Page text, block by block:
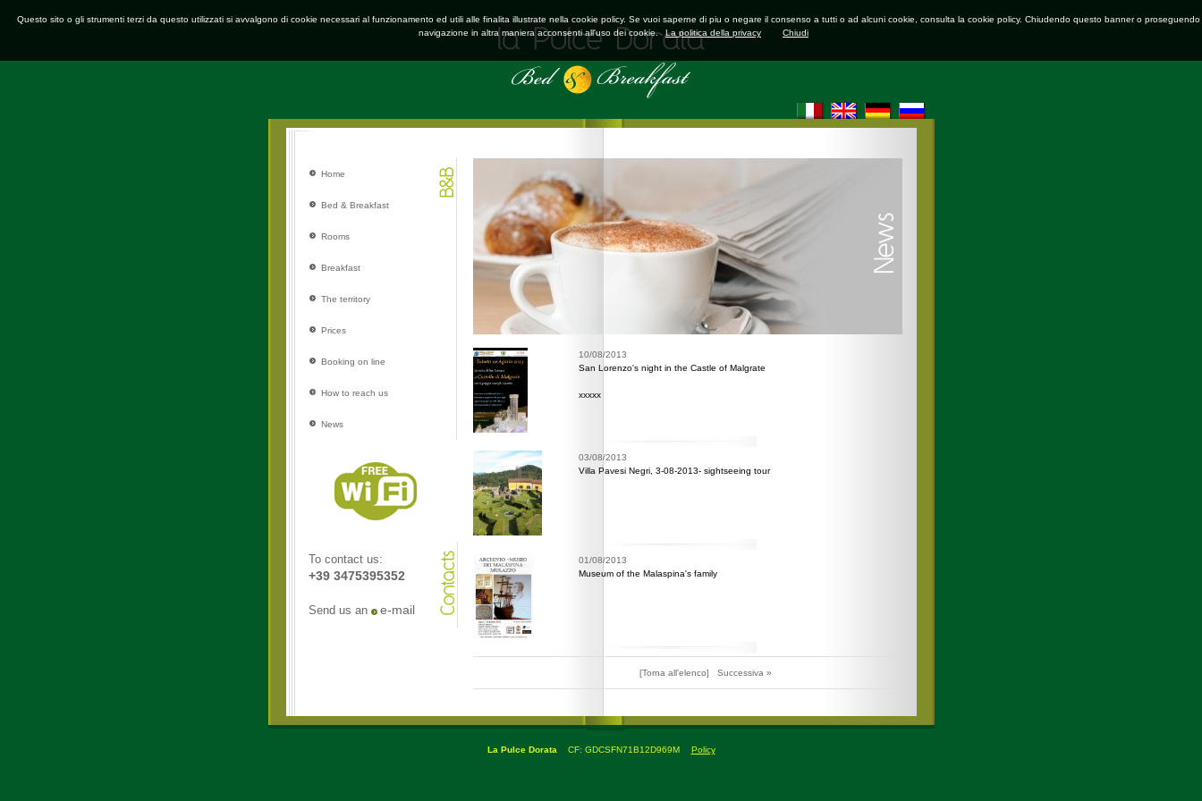
Home
Bed & Breakfast
Rooms
Breakfast
The territory
Prices
Booking on line
How to reach us
News
To contact us:
+39 3475395352
Send us an e-mail
10/08/2013
San Lorenzo's night in the Castle of Malgrate
xxxxx
03/08/2013
Villa Pavesi Negri, 3-08-2013- sightseeing tour
01/08/2013
Museum of the Malaspina's family
[Torna all'elenco] Successiva »
La Pulce Dorata CF: GDCSFN71B12D969M Policy
Questo sito o gli strumenti terzi da questo utilizzati si avvalgono di cookie necessari al funzionamento ed utili alle finalita illustrate nella cookie policy. Se vuoi saperne di piu o negare il consenso a tutti o ad alcuni cookie, consulta la cookie policy. Chiudendo questo banner o proseguendo
navigazione in altra maniera acconsenti all'uso dei cookie.
La politica della privacy Chiudi